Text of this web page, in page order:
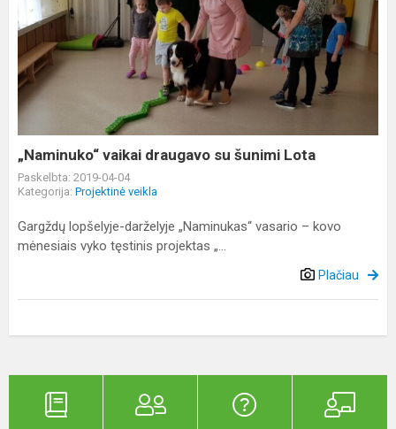
vaikai
draugavo
su
šunimi
Lota
„Naminuko“ vaikai draugavo su šunimi Lota
Paskelbta: 2019-04-04
Kategorija: Projektinė veikla
Gargždų lopšelyje-darželyje „Naminukas“ vasario – kovo
mėnesiais vyko tęstinis projektas „...
Plačiau